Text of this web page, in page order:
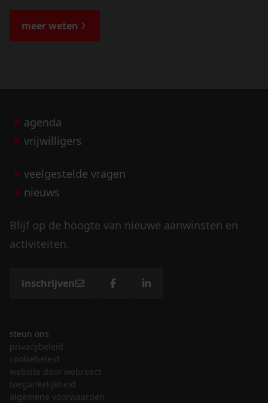
de bijzondere verhalen.
meer weten
agenda
vrijwilligers
veelgestelde vragen
nieuws
Blijf op de hoogte van nieuwe aanwinsten en
activiteiten.
inschrijven
steun ons
privacybeleid
cookiebeleid
website door webreact
toegankelijkheid
algemene voorwaarden